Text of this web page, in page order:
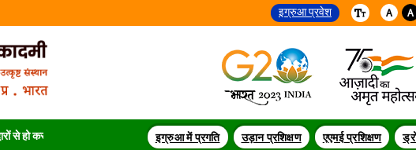
इग्रुआ प्रवेश A A
से हो कर गुज़रते हैं । इग्रुआ में प्रगति उड़ान प्रशिक्षण एएमई प्रशिक्षण